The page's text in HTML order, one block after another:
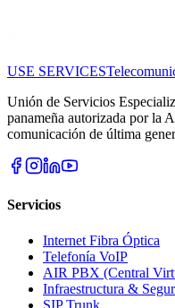
USE SERVICES
Unión de Servicios
panameña autorizada por la
comunicación de última
Servicios
Internet Fibra Óptica
Telefonía VoIP
AIR PBX (Central
Infraestructura &
SIP Trunk